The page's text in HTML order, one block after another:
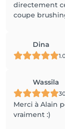
directement
coupe
Dina
Wassila
Merci à Alain
vraiment :)